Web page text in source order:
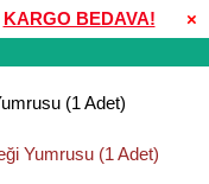
×
KARGO BEDAVA!